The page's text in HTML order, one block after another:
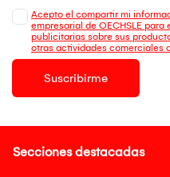
Acepto el compartir mi
empresarial de OECHSLE
publicitarias sobre sus
otras actividades comerciales
Suscribirme
Secciones destacadas